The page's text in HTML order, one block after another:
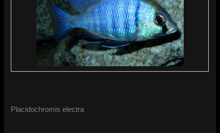
Placidochromis electra